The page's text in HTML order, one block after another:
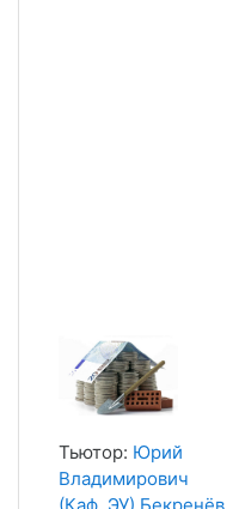
Тьютор: Юрий
Владимирович
(Каф. ЭУ) Бекренёв